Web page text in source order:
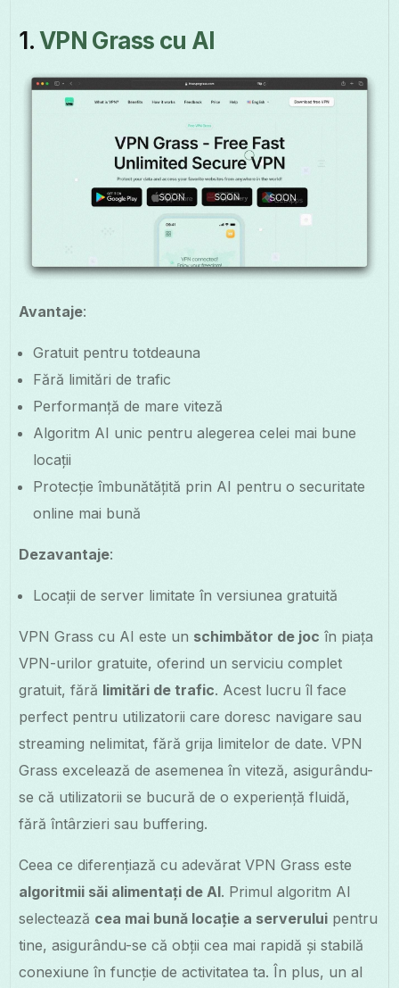
1.VPN Grass cu AI
Avantaje:
Gratuit pentru totdeauna
Fără limitări de trafic
Performanță de mare viteză
Algoritm AI unic pentru alegerea celei mai bune
locații
Protecție îmbunătățită prin AI pentru o securitate
online mai bună
Dezavantaje:
Locații de server limitate în versiunea gratuită
VPN Grass cu AI este un schimbător de joc în piața
VPN-urilor gratuite, oferind un serviciu complet
gratuit, fără limitări de trafic. Acest lucru îl face
perfect pentru utilizatorii care doresc navigare sau
streaming nelimitat, fără grija limitelor de date. VPN
Grass excelează de asemenea în viteză, asigurându-
se că utilizatorii se bucură de o experiență fluidă,
fără întârzieri sau buffering.
Ceea ce diferențiază cu adevărat VPN Grass este
algoritmii săi alimentați de AI. Primul algoritm AI
selectează cea mai bună locație a serverului pentru
tine, asigurându-se că obții cea mai rapidă și stabilă
conexiune în funcție de activitatea ta. În plus, un al